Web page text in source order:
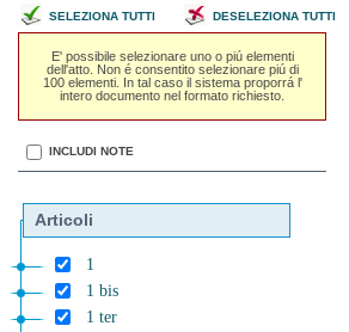
SELEZIONA TUTTI DESELEZIONA TUTTI
E' possibile selezionare uno o piú elementi
dell'atto. Non é consentito selezionare piú di
100 elementi. In tal caso il sistema proporrá l'
intero documento nel formato richiesto.
INCLUDI NOTE
Articoli
1
1 bis
1 ter